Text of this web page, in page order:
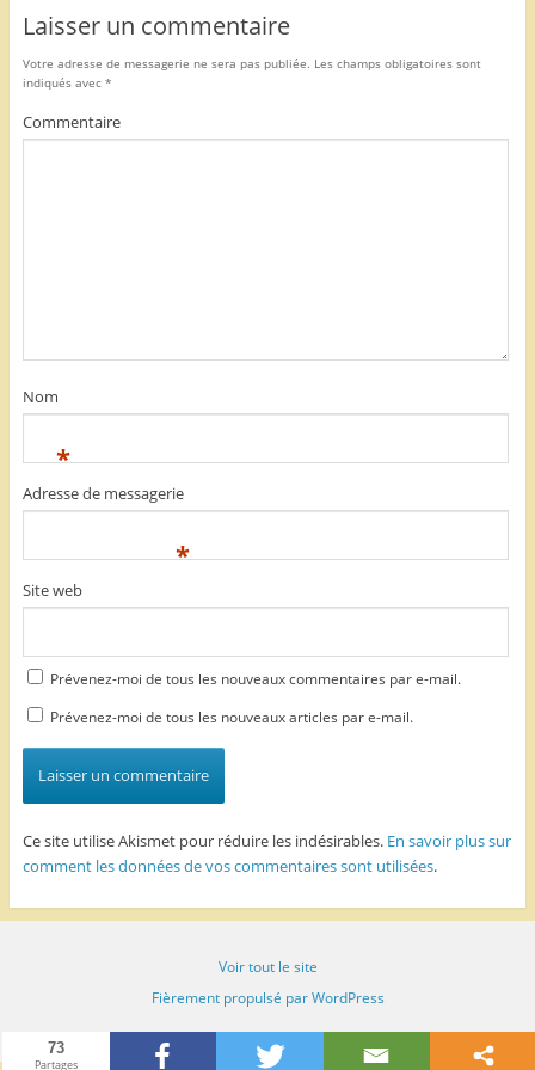
73
Partages
Laisser un commentaire
Votre adresse de messagerie ne sera pas publiée. Les champs obligatoires sont
indiqués avec *
Commentaire
Nom
*
Adresse de messagerie
*
Site web
Prévenez-moi de tous les nouveaux commentaires par e-mail.
Prévenez-moi de tous les nouveaux articles par e-mail.
Ce site utilise Akismet pour réduire les indésirables. En savoir plus sur
comment les données de vos commentaires sont utilisées.
Voir tout le site
Fièrement propulsé par WordPress